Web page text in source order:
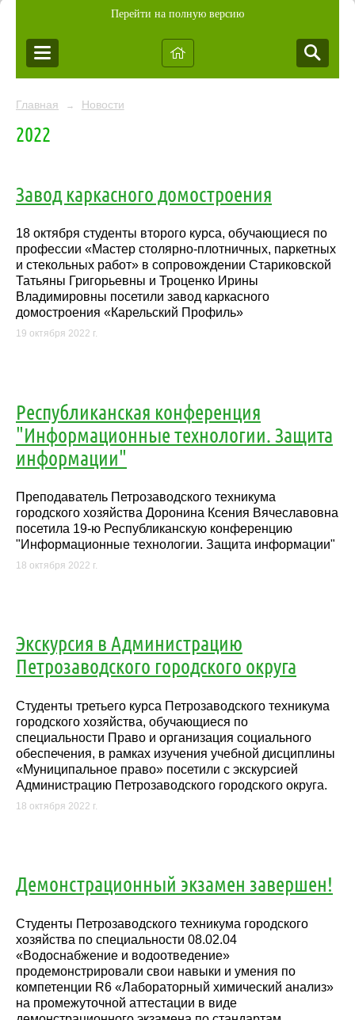
Перейти на полную версию
Главная → Новости
2022
Завод каркасного домостроения
18 октября студенты второго курса, обучающиеся по
профессии «Мастер столярно-плотничных, паркетных
и стекольных работ» в сопровождении Стариковской
Татьяны Григорьевны и Троценко Ирины
Владимировны посетили завод каркасного
домостроения «Карельский Профиль»
19 октября 2022 г.
Республиканская конференция
"Информационные технологии. Защита
информации"
Преподаватель Петрозаводского техникума
городского хозяйства Доронина Ксения Вячеславовна
посетила 19-ю Республиканскую конференцию
"Информационные технологии. Защита информации"
18 октября 2022 г.
Экскурсия в Администрацию
Петрозаводского городского округа
Студенты третьего курса Петрозаводского техникума
городского хозяйства, обучающиеся по
специальности Право и организация социального
обеспечения, в рамках изучения учебной дисциплины
«Муниципальное право» посетили с экскурсией
Администрацию Петрозаводского городского округа.
18 октября 2022 г.
Демонстрационный экзамен завершен!
Студенты Петрозаводского техникума городского
хозяйства по специальности 08.02.04
«Водоснабжение и водоотведение»
продемонстрировали свои навыки и умения по
компетенции R6 «Лабораторный химический анализ»
на промежуточной аттестации в виде